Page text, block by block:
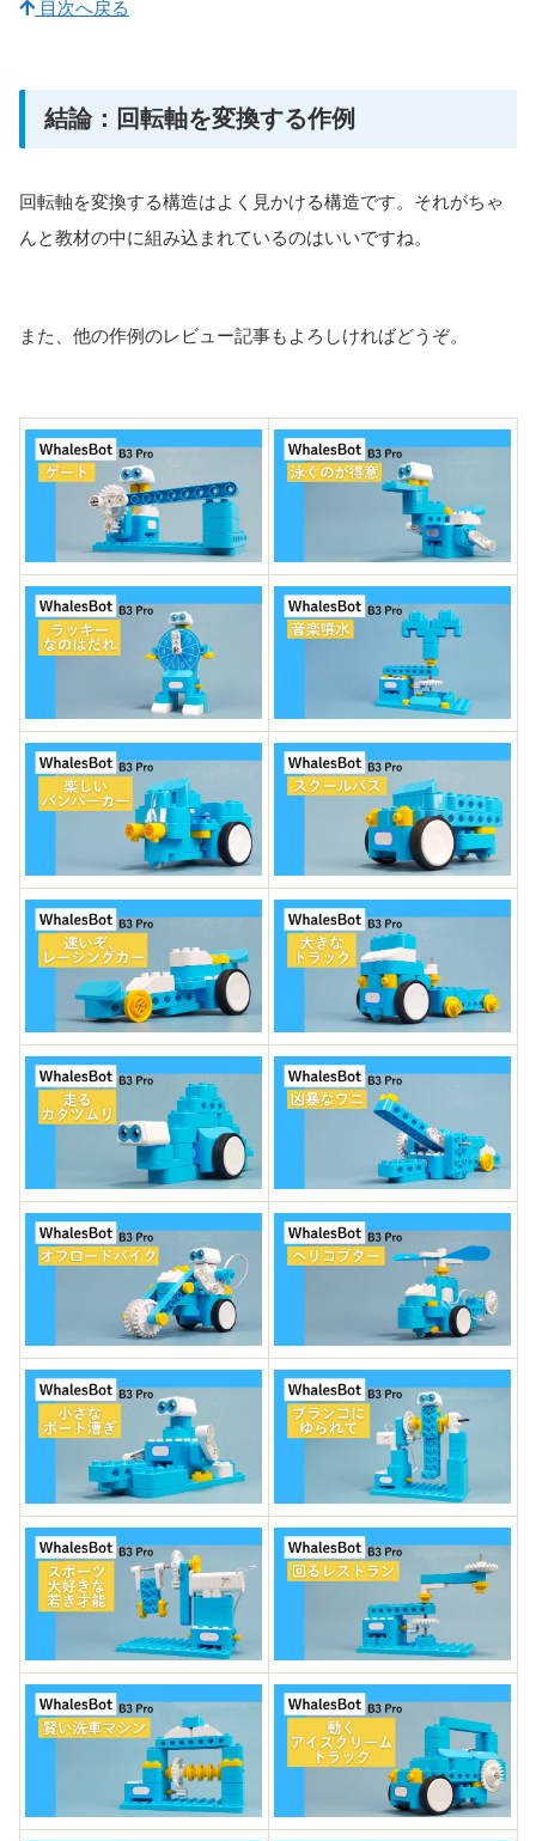
目次へ戻る
結論：回転軸を変換する作例
回転軸を変換する構造はよく見かける構造です。それがちゃ
んと教材の中に組み込まれているのはいいですね。
また、他の作例のレビュー記事もよろしければどうぞ。